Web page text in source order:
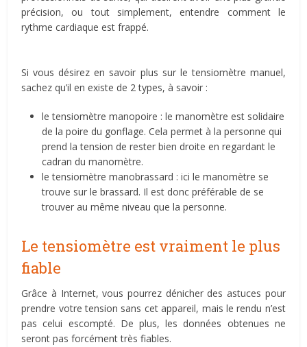
précision, ou tout simplement, entendre comment le
rythme cardiaque est frappé.
Si vous désirez en savoir plus sur le tensiomètre manuel,
sachez qu’il en existe de 2 types, à savoir :
le tensiomètre manopoire : le manomètre est solidaire
de la poire du gonflage. Cela permet à la personne qui
prend la tension de rester bien droite en regardant le
cadran du manomètre.
le tensiomètre manobrassard : ici le manomètre se
trouve sur le brassard. Il est donc préférable de se
trouver au même niveau que la personne.
Le tensiomètre est vraiment le plus
fiable
Grâce à Internet, vous pourrez dénicher des astuces pour
prendre votre tension sans cet appareil, mais le rendu n’est
pas celui escompté. De plus, les données obtenues ne
seront pas forcément très fiables.